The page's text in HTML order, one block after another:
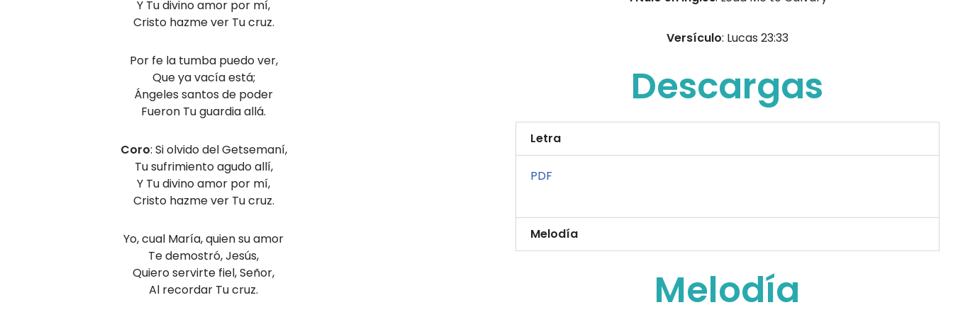
Y Tu divino amor por mí,
Cristo hazme ver Tu cruz.
Por fe la tumba puedo ver,
Que ya vacía está;
Ángeles santos de poder
Fueron Tu guardia allá.
Coro: Si olvido del Getsemaní,
Tu sufrimiento agudo allí,
Y Tu divino amor por mí,
Cristo hazme ver Tu cruz.
Yo, cual María, quien su amor
Te demostró, Jesús,
Quiero servirte fiel, Señor,
Al recordar Tu cruz.
Versículo: Lucas 23:33
Descargas
Letra
PDF
Melodía
Melodía